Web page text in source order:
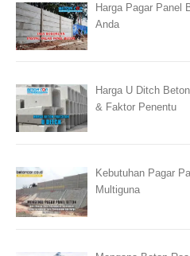
Harga Pagar Panel
Anda
Harga U Ditch
& Faktor Penentu
Kebutuhan Pagar
Multiguna